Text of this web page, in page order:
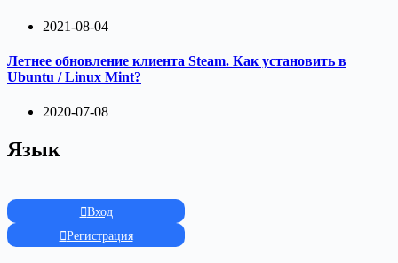
2021-08-04
Летнее обновление клиента Steam. Как установить в
Ubuntu / Linux Mint?
2020-07-08
Язык
Вход
Регистрация